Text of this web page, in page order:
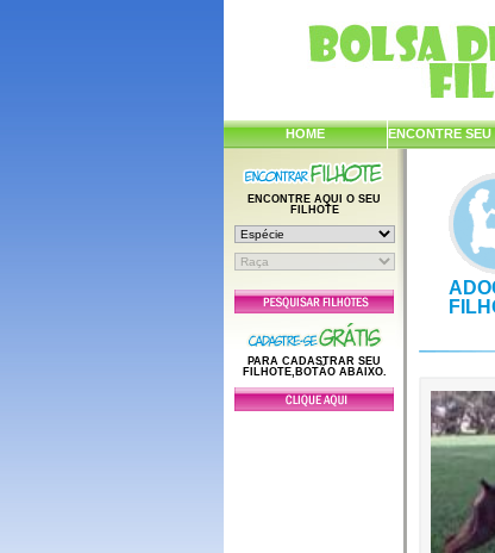
HOME ENCONTRE
ENCONTRE AQUI O SEU
FILHOTE
PARA CADASTRAR SEU
FILHOTE,BOTÃO ABAIXO.